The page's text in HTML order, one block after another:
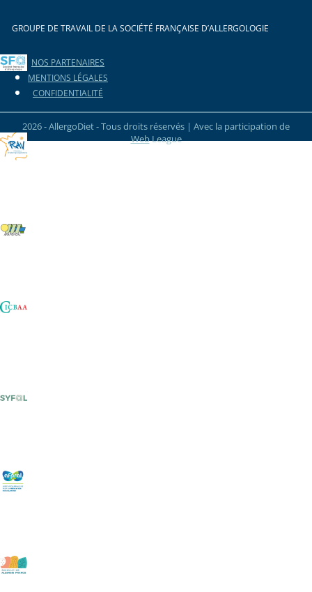
GROUPE DE TRAVAIL DE LA SOCIÉTÉ FRANÇAISE D’ALLERGOLOGIE
NOS PARTENAIRES
MENTIONS LÉGALES
CONFIDENTIALITÉ
2026 - AllergoDiet - Tous droits réservés | Avec la participation de
WebLeague